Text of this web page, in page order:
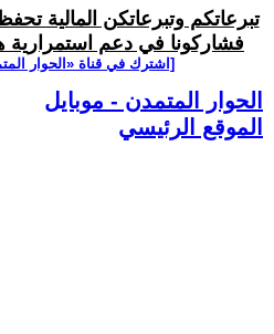
تبرعاتكم وتبرعاتكن المالية
فشاركونا في دعم استمرارية
[اشترك في قناة ‫«الحوار
الحوار المتمدن - موبايل
الموقع الرئيسي